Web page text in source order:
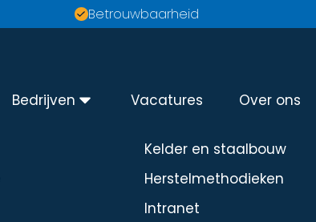
Betrouwbaarheid
Bedrijven Vacatures Over ons
Kelder en staalbouw
Herstelmethodieken
Intranet